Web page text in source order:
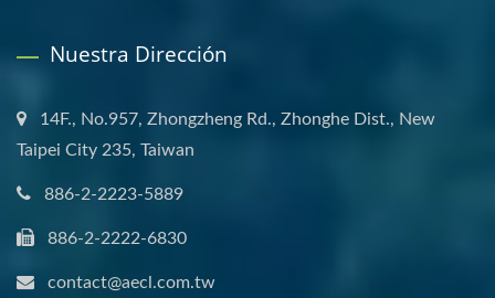
Nuestra Dirección
14F., No.957, Zhongzheng Rd., Zhonghe Dist., New
Taipei City 235, Taiwan
886-2-2223-5889
886-2-2222-6830
contact@aecl.com.tw